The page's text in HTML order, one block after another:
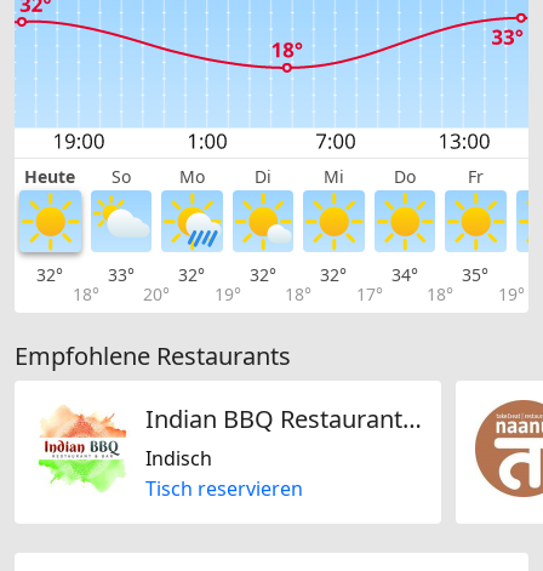
Heute So Mo Di Mi Do Fr
32°
18°
33°
20°
32°
19°
32°
18°
32°
17°
34°
18°
35°
19°
Empfohlene Restaurants
Indian BBQ Restaurant & Bar
Indisch
Tisch reservieren